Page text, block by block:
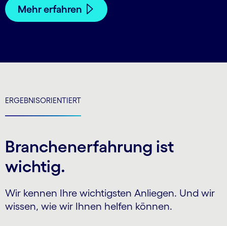
Mehr erfahren
ERGEBNISORIENTIERT
Branchenerfahrung ist
wichtig.
Wir kennen Ihre wichtigsten Anliegen. Und wir
wissen, wie wir Ihnen helfen können.